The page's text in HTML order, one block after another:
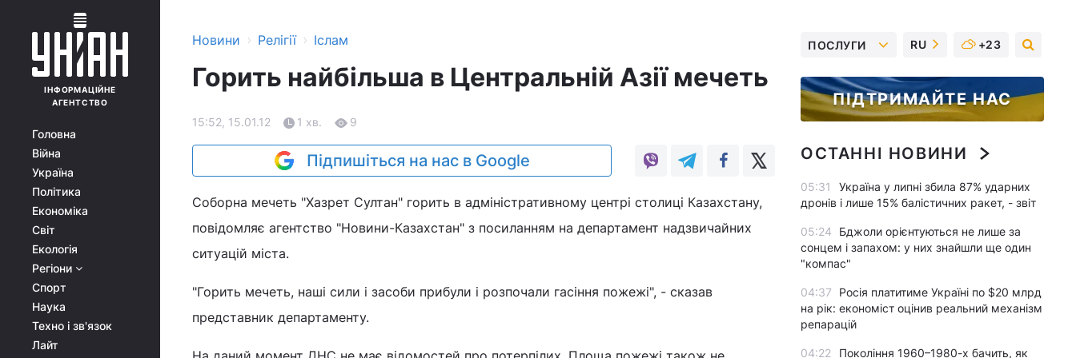
ІНФОРМАЦІЙНЕ
АГЕНТСТВО
Головна
Війна
Україна
Політика
Економіка
Світ
Екологія
Регіони
Спорт
Наука
Техно і зв'язок
Лайт
Новини › Релігії › Іслам
Горить найбільша в Центральній Азії мечеть
15:52, 15.01.12 1 хв. 9
Підпишіться на нас в Google
Соборна мечеть "Хазрет Султан" горить в адміністративному центрі столиці Казахстану,
повідомляє агентство "Новини-Казахстан" з посиланням на департамент надзвичайних
ситуацій міста.
"Горить мечеть, наші сили і засоби прибули і розпочали гасіння пожежі", - сказав
представник департаменту.
ПОСЛУГИ RU +23
ПІДТРИМАЙТЕ НАС
ОСТАННІ НОВИНИ
05:31
Україна у липні збила 87% ударних
дронів і лише 15% балістичних ракет, - звіт
05:24
Бджоли орієнтуються не лише за
сонцем і запахом: у них знайшли ще один
"компас"
04:37
Росія платитиме Україні по $20 млрд
на рік: економіст оцінив реальний механізм
репарацій
04:22
Покоління 1960–1980-х бачить, як